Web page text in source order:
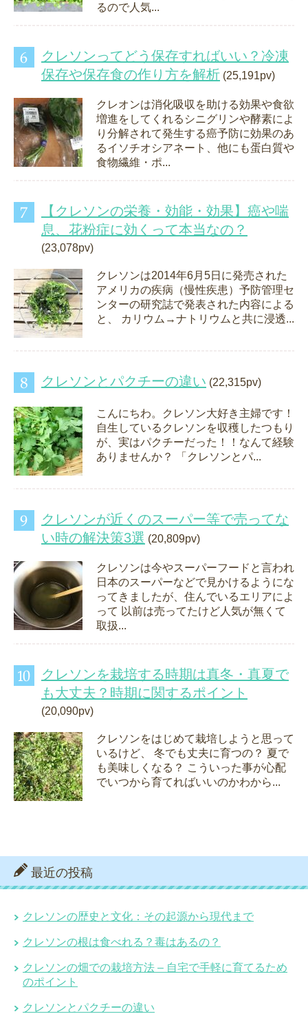
るので人気...
クレソンってどう保存すればいい？冷凍
保存や保存食の作り方を解析 (25,191pv)
クレオンは消化吸収を助ける効果や食欲
増進をしてくれるシニグリンや酵素によ
り分解されて発生する癌予防に効果のあ
るイソチオシアネート、他にも蛋白質や
食物繊維・ポ...
【クレソンの栄養・効能・効果】癌や喘
息、花粉症に効くって本当なの？
(23,078pv)
クレソンは2014年6月5日に発売された
アメリカの疾病（慢性疾患）予防管理セ
ンターの研究誌で発表された内容による
と、 カリウム→ナトリウムと共に浸透...
クレソンとパクチーの違い (22,315pv)
こんにちわ。クレソン大好き主婦です！
自生しているクレソンを収穫したつもり
が、実はパクチーだった！！なんて経験
ありませんか？ 「クレソンとパ...
クレソンが近くのスーパー等で売ってな
い時の解決策3選 (20,809pv)
クレソンは今やスーパーフードと言われ
日本のスーパーなどで見かけるようにな
ってきましたが、住んでいるエリアによ
って 以前は売ってたけど人気が無くて
取扱...
クレソンを栽培する時期は真冬・真夏で
も大丈夫？時期に関するポイント
(20,090pv)
クレソンをはじめて栽培しようと思って
いるけど、 冬でも丈夫に育つの？ 夏で
も美味しくなる？ こういった事が心配
でいつから育てればいいのかわから...
最近の投稿
クレソンの歴史と文化：その起源から現代まで
クレソンの根は食べれる？毒はあるの？
クレソンの畑での栽培方法 – 自宅で手軽に育てるため
のポイント
クレソンとパクチーの違い